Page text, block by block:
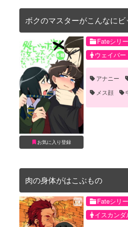
ボクのマスターがこんなに
お気に入り登録
Fateシリ
ウェイバー
アナニー
メス顔
手マン
肉の身体がはこぶもの
Fateシリ
イスカンダ